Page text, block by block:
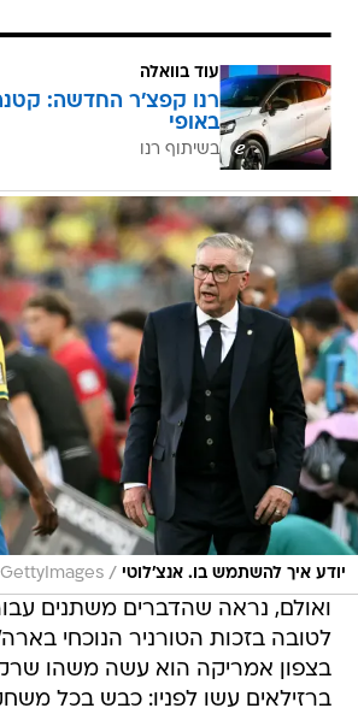
עוד בוואלה
רנו קפצ'ר החדשה:
באופי
בשיתוף רנו
יודע איך להשתמש בו. אנצ'לוטי /
GettyImages
ואולם, נראה שהדברים משתנים עבור
לטובה בזכות הטורניר הנוכחי
בצפון אמריקה הוא עשה משהו
ברזילאים עשו לפניו: כבש בכל